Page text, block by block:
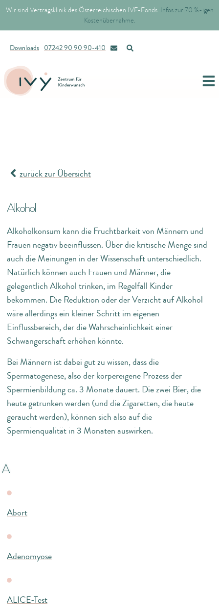
Wir sind Vertragsklinik des Österreichischen IVF-Fonds. Infos zur 70 %-igen
Kostenübernahme.
Downloads 07242 90 90 90-410
zurück zur Übersicht
Alkohol
Alkoholkonsum kann die Fruchtbarkeit von Männern und
Frauen negativ beeinflussen. Über die kritische Menge sind
auch die Meinungen in der Wissenschaft unterschiedlich.
Natürlich können auch Frauen und Männer, die
gelegentlich Alkohol trinken, im Regelfall Kinder
bekommen. Die Reduktion oder der Verzicht auf Alkohol
wäre allerdings ein kleiner Schritt im eigenen
Einflussbereich, der die Wahrscheinlichkeit einer
Schwangerschaft erhöhen könnte.
Bei Männern ist dabei gut zu wissen, dass die
Spermatogenese, also der körpereigene Prozess der
Spermienbildung ca. 3 Monate dauert. Die zwei Bier, die
heute getrunken werden (und die Zigaretten, die heute
geraucht werden), können sich also auf die
Spermienqualität in 3 Monaten auswirken.
A
Abort
Adenomyose
ALICE-Test